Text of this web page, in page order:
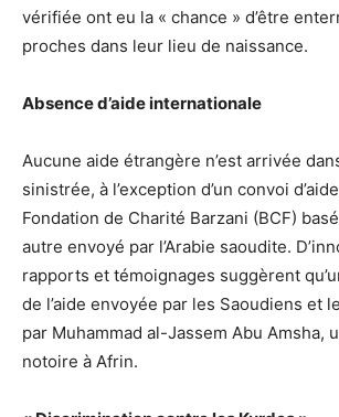
vérifiée ont eu la « chance » d’être
proches dans leur lieu de naissance.
Absence d’aide internationale
Aucune aide étrangère n’est arrivée
sinistrée, à l’exception d’un convoi
Fondation de Charité Barzani (BCF)
autre envoyé par l’Arabie saoudite.
rapports et témoignages suggèrent
de l’aide envoyée par les Saoudiens et
par Muhammad al-Jassem Abu Amsha,
notoire à Afrin.